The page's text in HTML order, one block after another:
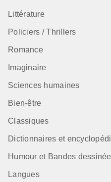
Littérature
Policiers / Thrillers
Romance
Imaginaire
Sciences humaines
Bien-être
Classiques
Dictionnaires et
Humour et Bandes
Langues